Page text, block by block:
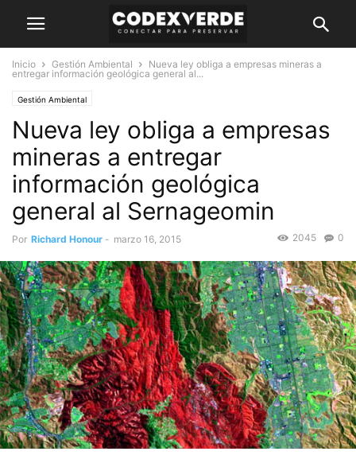
Inicio Gestión Ambiental
Nueva ley obliga a empresas mineras a
entregar información geológica general al...
Gestión Ambiental
Nueva ley obliga a empresas
mineras a entregar
información geológica
general al Sernageomin
Por Richard Honour - marzo 16, 2015 0
2045